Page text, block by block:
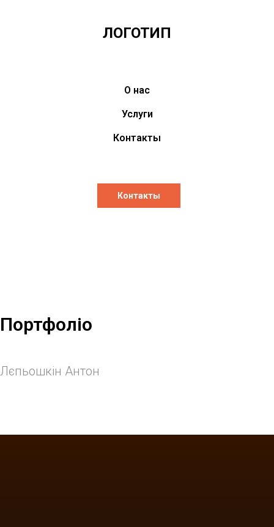
ЛОГОТИП
О нас
Услуги
Контакты
Контакты
Портфоліо
Лєпьошкін Антон